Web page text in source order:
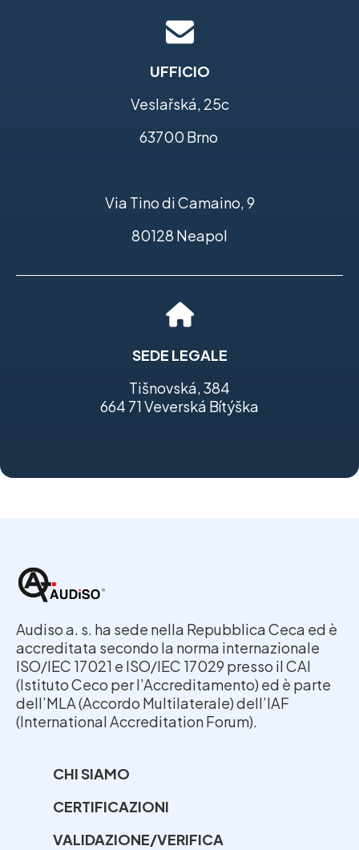
UFFICIO
Veslařská, 25c
63700 Brno
Via Tino di Camaino, 9
80128 Neapol
SEDE LEGALE
Tišnovská, 384
664 71 Veverská Bítýška
Audiso a. s. ha sede nella Repubblica Ceca ed è
accreditata secondo la norma internazionale
ISO/IEC 17021 e ISO/IEC 17029 presso il CAI
(Istituto Ceco per l’Accreditamento) ed è parte
dell’MLA (Accordo Multilaterale) dell’IAF
(International Accreditation Forum).
CHI SIAMO
CERTIFICAZIONI
VALIDAZIONE/VERIFICA